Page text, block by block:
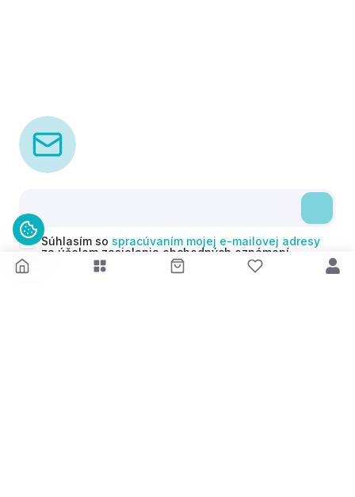
Súhlasím so spracúvaním mojej e-mailovej adresy
za účelom zasielania obchodných oznámení
(newsletterov) v súlade s čl. 6 ods. 1 písm. a)
Nariadenia GDPR. Svoj súhlas môžem kedykoľvek